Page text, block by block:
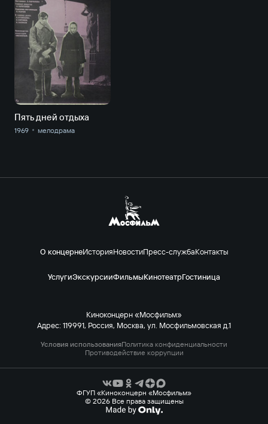
Пять дней отдыха
1969 мелодрама
О концернеИсторияНовостиПресс-службаКонтакты
УслугиЭкскурсииФильмыКинотеатрГостиница
Киноконцерн «Мосфильм»
Адрес: 119991, Россия, Москва, ул. Мосфильмовская д.1
Условия использованияПолитика конфиденциальности
Противодействие коррупции
ФГУП «Киноконцерн «Мосфильм»
© 2026 Все права защищены